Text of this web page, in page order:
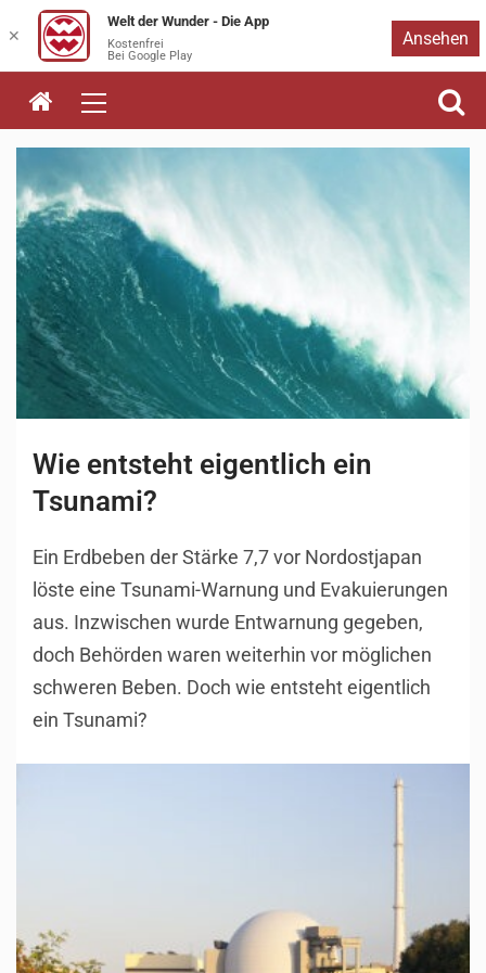
Zum
Inhalt
springen
Wie entsteht eigentlich ein
Tsunami?
Ein Erdbeben der Stärke 7,7 vor Nordostjapan
löste eine Tsunami-Warnung und Evakuierungen
aus. Inzwischen wurde Entwarnung gegeben,
doch Behörden waren weiterhin vor möglichen
schweren Beben. Doch wie entsteht eigentlich
ein Tsunami?
✕
Welt der Wunder - Die App
Kostenfrei
Bei Google Play
Ansehen